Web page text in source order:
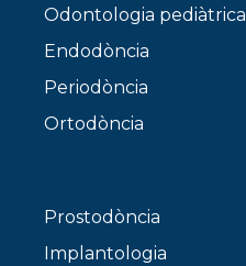
Odontologia pediàtrica
Endodòncia
Periodòncia
Ortodòncia
Prostodòncia
Implantologia